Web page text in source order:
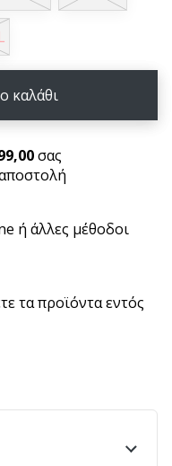
καλάθι
σας
ή άλλες μέθοδοι
τα προϊόντα εντός